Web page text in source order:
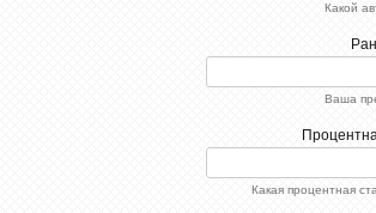
Какой
Ваша
Какая процентная